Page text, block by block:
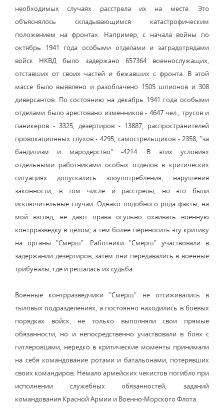
необходимых случаях расстрела их на месте. Это
объяснялось складывающимся катастрофическим
положением на фронтах. Например, с начала войны по
октябрь 1941 года особыми отделами и заградотрядами
войск НКВД было задержано 657364 военнослужащих,
отставших от своих частей и бежавших с фронта. В этой
массе было выявлено и разоблачено 1505 шпионов и 308
диверсантов. По состоянию на декабрь 1941 года особыми
отделами было арестовано изменников - 4647 чел., трусов и
паникеров - 3325, дезертиров - 13887, распространителей
провокационных слухов - 4295, самострельщиков - 2358, "за
бандитизм и мародерство" -4214. В этих условиях
отдельными работниками особых отделов в критических
ситуациях допускались злоупотребления, нарушения
законности, в том числе и расстрелы, но это были
исключительные случаи. Однако подобного рода факты, на
мой взгляд, не дают права огульно охаивать военную
контрразведку в целом, а тем более переносить эту критику
на органы "Смерш". Работники "Смерш" участвовали в
задержании дезертиров, затем они передавались в военные
трибуналы, где и решалась их судьба.
Военные контрразведчики "Смерш" не отсиживались в
тыловых подразделениях, а постоянно находились в боевых
порядках войск, не только выполняли свои прямые
обязанности, но и непосредственно участвовали в боях с
гитлеровцами, нередко в критические моменты принимали
на себя командование ротами и батальонами, потерявших
своих командиров. Немало армейских чекистов погибло при
исполнении служебных обязанностей, заданий
командования Красной Армии и Военно-Морского Флота.